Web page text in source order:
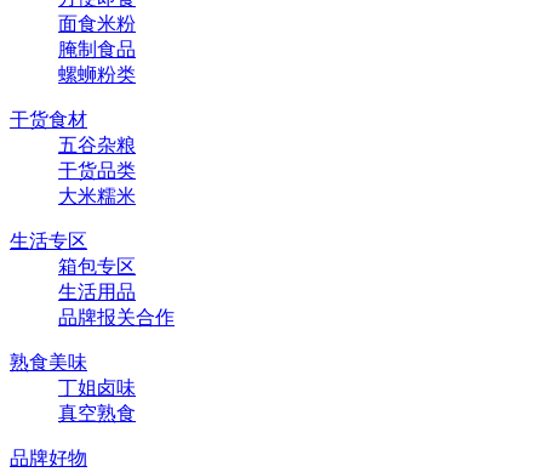
面食米粉
腌制食品
螺蛳粉类
干货食材
五谷杂粮
干货品类
大米糯米
生活专区
箱包专区
生活用品
品牌报关合作
熟食美味
丁姐卤味
真空熟食
品牌好物